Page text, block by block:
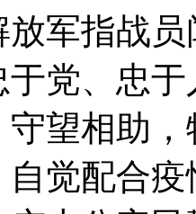
军指战
于党、忠
望相助
自觉配合